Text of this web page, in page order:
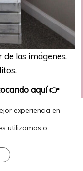
de las imágenes,
aquí👉
nuevas
experiencia en
utilizamos o